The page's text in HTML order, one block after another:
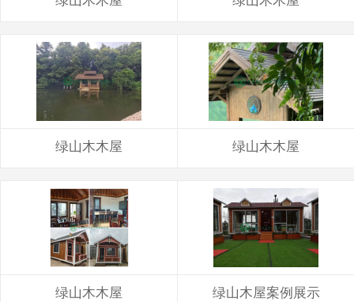
绿山木栈道
绿山木平台
环保油漆
装配式房屋
仿古建筑
绿山木木屋 绿山木木屋
绿山木木屋 绿山木屋案例展示